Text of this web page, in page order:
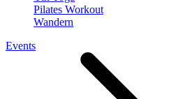
Pilates Workout
Wandern
Events